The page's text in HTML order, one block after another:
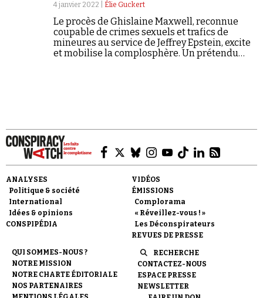
4 janvier 2022 | Élie Guckert
Le procès de Ghislaine Maxwell, reconnue
coupable de crimes sexuels et trafics de
mineures au service de Jeffrey Epstein, excite
et mobilise la complosphère. Un prétendu
ANALYSES
Politique & société
International
Idées & opinions
CONSPIPÉDIA
VIDÉOS
ÉMISSIONS
Complorama
« Réveillez-vous ! »
Les Déconspirateurs
REVUES DE PRESSE
QUI SOMMES-NOUS ?
NOTRE MISSION
NOTRE CHARTE ÉDITORIALE
NOS PARTENAIRES
RECHERCHE
CONTACTEZ-NOUS
ESPACE PRESSE
NEWSLETTER